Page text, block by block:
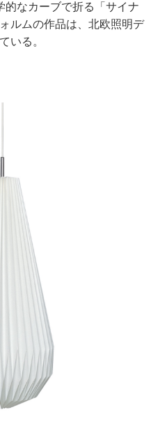
的なカーブで折る「サイナ
ルムの作品は、北欧照明デ
いる。